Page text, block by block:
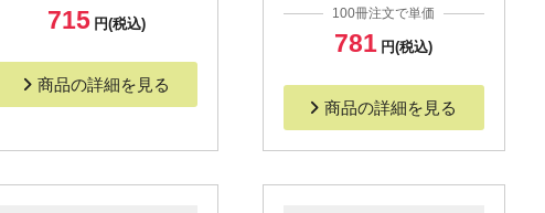
715 円(税込)
商品の詳細を見る
100冊注文で単価
781 円(税込)
商品の詳細を見る